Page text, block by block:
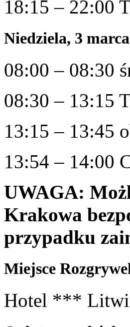
18:15 – 22:00
Niedziela, 3 marca
08:00 – 08:30
08:30 – 13:15
13:15 – 13:45
13:54 – 14:00
UWAGA:
Krakowa
przypadku
Miejsce
Hotel ***